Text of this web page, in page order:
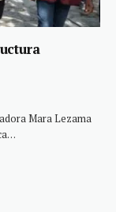
Mara Lezama